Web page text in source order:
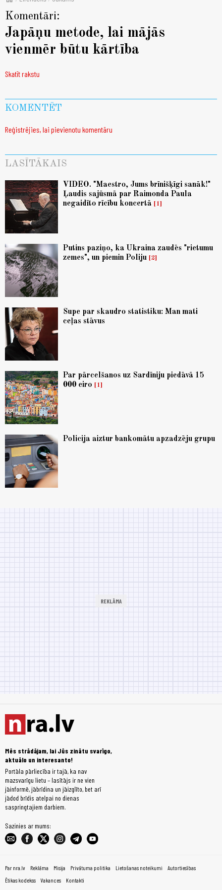
Komentāri:
Japāņu metode, lai mājās
vienmēr būtu kārtība
Skatīt rakstu
KOMENTĒT
Reģistrējies, lai pievienotu komentāru
LASĪTĀKAIS
VIDEO. "Maestro, Jums brīnišķīgi sanāk!"
Ļaudis sajūsmā par Raimonda Paula
negaidīto rīcību koncertā
1
Putins paziņo, ka Ukraina zaudēs "rietumu
zemes", un piemin Poliju
2
Supe par skaudro statistiku: Man mati
ceļas stāvus
Par pārcelšanos uz Sardīniju piedāvā 15
000 eiro
1
Policija aiztur bankomātu apzadzēju grupu
Mēs strādājam, lai Jūs zinātu svarīgo,
aktuālo un interesanto!
Portāla pārliecība ir tajā, ka nav
mazsvarīgu lietu – lasītājs ir ne vien
jāinformē, jābrīdina un jāizglīto, bet arī
jādod brīdis atelpai no dienas
saspringtajiem darbiem.
Sazinies ar mums:
Par nra.lv Reklāma Misija Privātuma politika Lietošanas noteikumi
Autortiesības
Ētikas kodekss
Vakances Kontakti